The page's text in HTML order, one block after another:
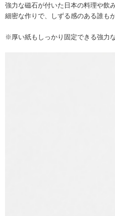
強力な磁石が付いた日本の料理や飲
細密な作りで、しずる感のある誰も
※厚い紙もしっかり固定できる強力